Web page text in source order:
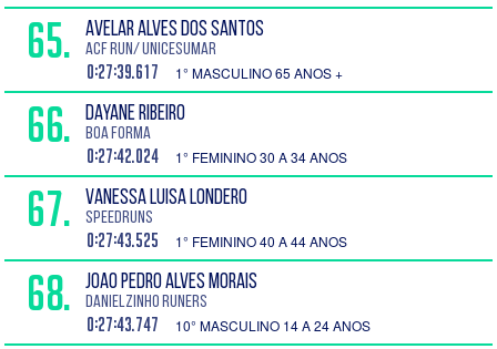
65. AVELAR ALVES DOS SANTOS
ACF Run/ Unicesumar
0:27:39.617 1° MASCULINO 65 ANOS +
66. DAYANE RIBEIRO
Boa Forma
0:27:42.024 1° FEMININO 30 A 34 ANOS
67. VANESSA LUISA LONDERO
SPEEDRUNS
0:27:43.525 1° FEMININO 40 A 44 ANOS
68. JOAO PEDRO ALVES MORAIS
DANIELZINHO RUNERS
0:27:43.747 10° MASCULINO 14 A 24 ANOS